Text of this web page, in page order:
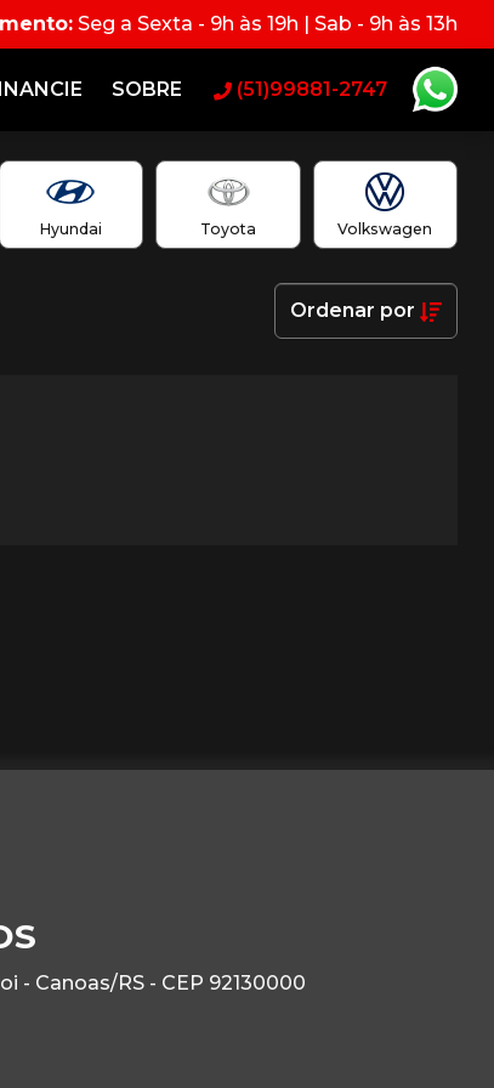
Seg a Sexta - 9h às 19h | Sab - 9h às 13h
SOBRE (51)99881-2747
Hyundai Toyota Volkswagen
Ordenar por
- Canoas/RS - CEP 92130000